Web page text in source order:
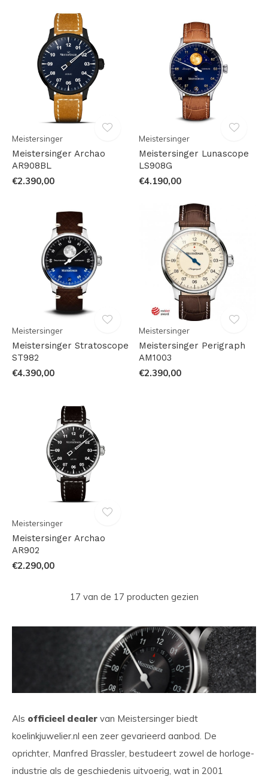
Meistersinger
Meistersinger Archao
AR908BL
€2.390,00
Meistersinger
Meistersinger Lunascope
LS908G
€4.190,00
Meistersinger
Meistersinger Stratoscope
ST982
€4.390,00
Meistersinger
Meistersinger Perigraph
AM1003
€2.390,00
Meistersinger
Meistersinger Archao
AR902
€2.290,00
17 van de 17 producten gezien
Als officieel dealer van Meistersinger biedt
koelinkjuwelier.nl een zeer gevarieerd aanbod. De
oprichter, Manfred Brassler, bestudeert zowel de horloge-
industrie als de geschiedenis uitvoerig, wat in 2001